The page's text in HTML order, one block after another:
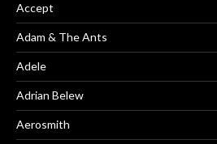
Accept
Adam & The Ants
Adele
Adrian Belew
Aerosmith